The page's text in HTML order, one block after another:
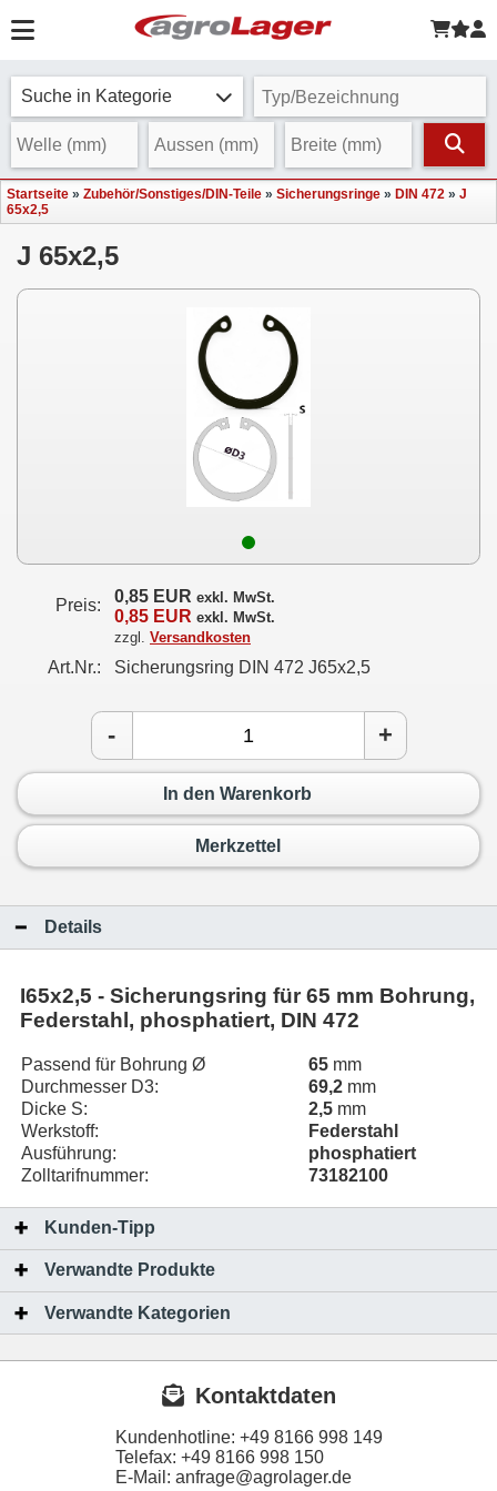
Suche in Kategorie
Startseite » Zubehör/Sonstiges/DIN-Teile » Sicherungsringe » DIN 472 » J
65x2,5
J 65x2,5
Preis: 0,85 EUR exkl. MwSt.
0,85 EUR exkl. MwSt.
zzgl. Versandkosten
Art.Nr.: Sicherungsring DIN 472 J65x2,5
- +
In den Warenkorb
Merkzettel
Details
I65x2,5 - Sicherungsring für 65 mm Bohrung,
Federstahl, phosphatiert, DIN 472
Passend für Bohrung Ø 65 mm
Durchmesser D3:
69,2 mm
Dicke S:
2,5 mm
Werkstoff:
Federstahl
Ausführung:
phosphatiert
Zolltarifnummer:
73182100
Kunden-Tipp
Verwandte Produkte
Verwandte Kategorien
Kontaktdaten
Kundenhotline: +49 8166 998 149
Telefax: +49 8166 998 150
E-Mail: anfrage@agrolager.de